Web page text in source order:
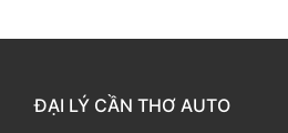
ĐẠI LÝ CẦN THƠ AUTO